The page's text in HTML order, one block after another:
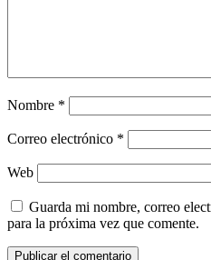
Nombre *
Correo electrónico *
Web
Guarda mi nombre, correo
para la próxima vez que comente.